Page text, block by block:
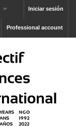
Iniciar sesión
Professional account